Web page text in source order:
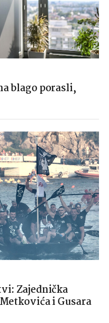
blago porasli,
Zajednička
i Gusara